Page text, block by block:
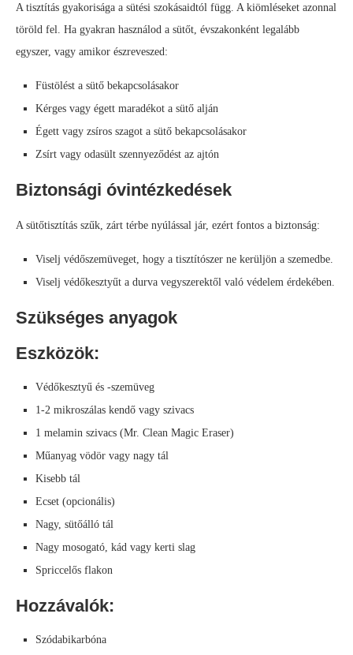
A tisztítás gyakorisága a sütési szokásaidtól függ. A kiömléseket azonnal
töröld fel. Ha gyakran használod a sütőt, évszakonként legalább
egyszer, vagy amikor észreveszed:
Füstölést a sütő bekapcsolásakor
Kérges vagy égett maradékot a sütő alján
Égett vagy zsíros szagot a sütő bekapcsolásakor
Zsírt vagy odasült szennyeződést az ajtón
Biztonsági óvintézkedések
A sütőtisztítás szűk, zárt térbe nyúlással jár, ezért fontos a biztonság:
Viselj védőszemüveget, hogy a tisztítószer ne kerüljön a szemedbe.
Viselj védőkesztyűt a durva vegyszerektől való védelem érdekében.
Szükséges anyagok
Eszközök:
Védőkesztyű és -szemüveg
1-2 mikroszálas kendő vagy szivacs
1 melamin szivacs (Mr. Clean Magic Eraser)
Műanyag vödör vagy nagy tál
Kisebb tál
Ecset (opcionális)
Nagy, sütőálló tál
Nagy mosogató, kád vagy kerti slag
Spriccelős flakon
Hozzávalók:
Szódabikarbóna